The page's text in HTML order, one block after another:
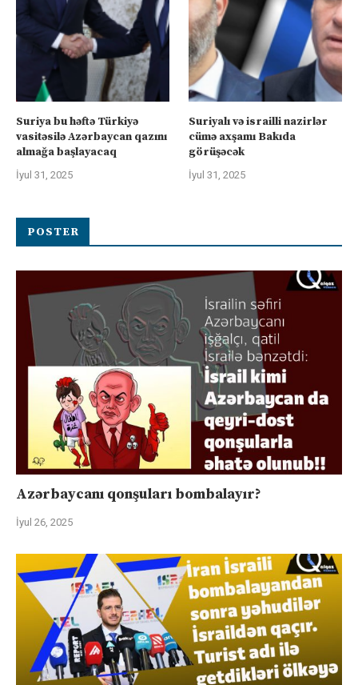
Suriya bu həftə Türkiyə
vasitəsilə Azərbaycan qazını
almağa başlayacaq
İyul 31, 2025
Suriyalı və israilli nazirlər
cümə axşamı Bakıda
görüşəcək
İyul 31, 2025
POSTER
Azərbaycanı qonşuları bombalayır?
İyul 26, 2025